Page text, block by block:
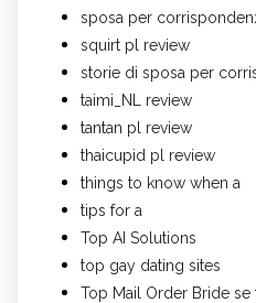
sposa per
squirt pl review
storie di sposa per
taimi_NL review
tantan pl review
thaicupid pl review
things to know when a
tips for a
Top AI Solutions
top gay dating sites
Top Mail Order Bride se